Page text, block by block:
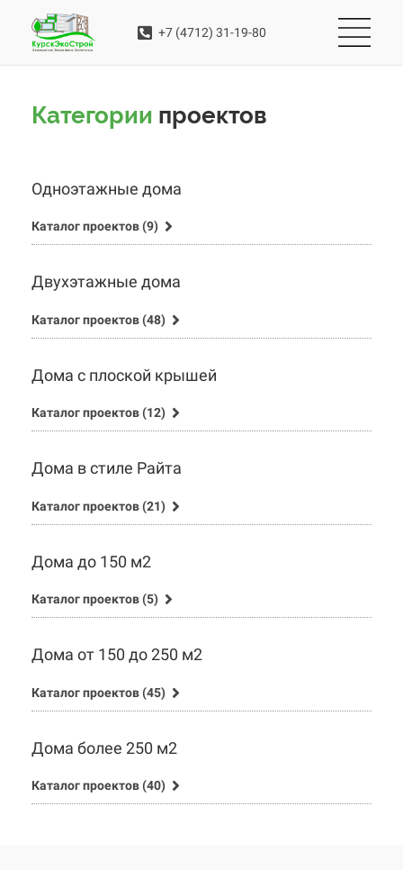
+7 (4712) 31-19-80
Категории проектов
Одноэтажные дома
Каталог проектов (9)
Двухэтажные дома
Каталог проектов (48)
Дома с плоской крышей
Каталог проектов (12)
Дома в стиле Райта
Каталог проектов (21)
Дома до 150 м2
Каталог проектов (5)
Дома от 150 до 250 м2
Каталог проектов (45)
Дома более 250 м2
Каталог проектов (40)